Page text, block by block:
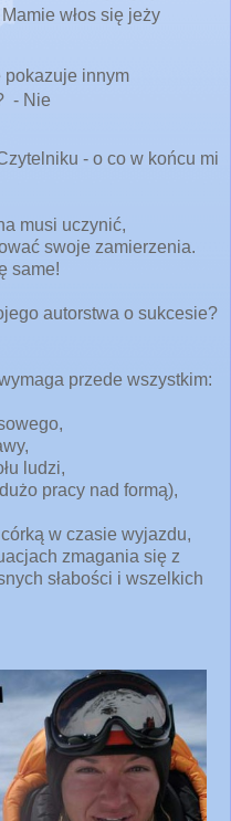
włos się jeży
pokazuje innym
- Nie
- o co w końcu mi
musi uczynić,
swoje zamierzenia.
same!
autorstwa o sukcesie?
przede wszystkim:
ludzi,
pracy nad formą),
w czasie wyjazdu,
zmagania się z
słabości i wszelkich